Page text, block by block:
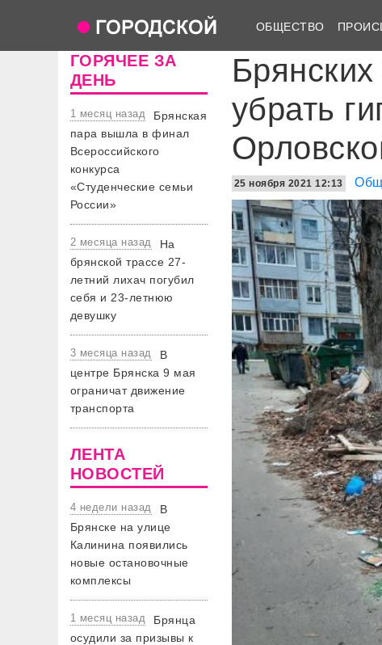
ОБЩЕСТВО
ГОРЯЧЕЕ ЗА
ДЕНЬ
1 месяц назад
Брянская
пара вышла в финал
Всероссийского
конкурса
«Студенческие семьи
России»
2 месяца назад
На
брянской трассе 27-
летний лихач погубил
себя и 23-летнюю
девушку
3 месяца назад
В
центре Брянска 9 мая
ограничат движение
транспорта
ЛЕНТА
НОВОСТЕЙ
4 недели назад
В
Брянске на улице
Калинина появились
новые остановочные
комплексы
1 месяц назад
Брянца
осудили за призывы к
убрать
25 ноября 2021 12:13